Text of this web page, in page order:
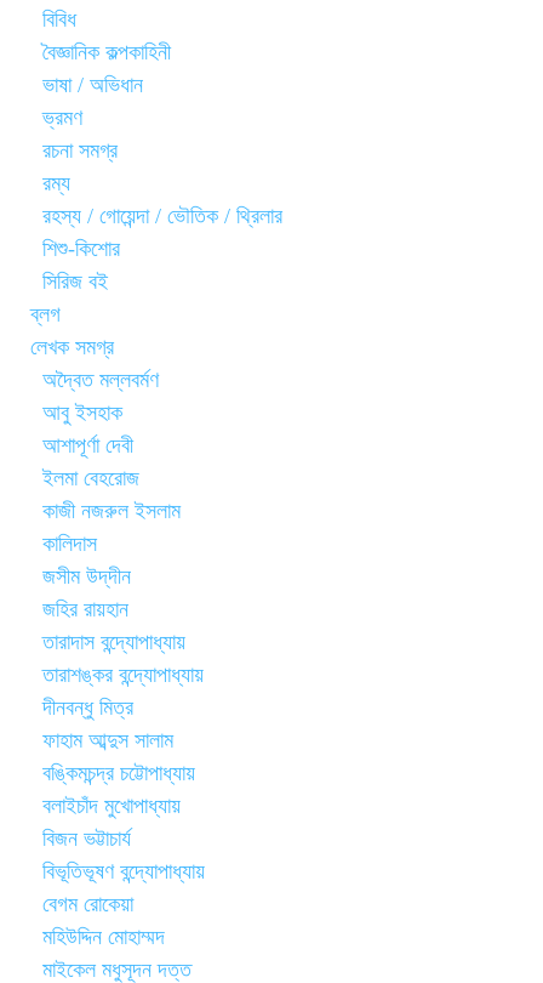
বিবিধ
বৈজ্ঞানিক কল্পকাহিনী
ভাষা / অভিধান
ভ্রমণ
রচনা সমগ্র
রম্য
রহস্য / গোয়েন্দা / ভৌতিক / থ্রিলার
শিশু-কিশোর
সিরিজ বই
ব্লগ
লেখক সমগ্র
অদ্বৈত মল্লবর্মণ
আবু ইসহাক
আশাপূর্ণা দেবী
ইলমা বেহরোজ
কাজী নজরুল ইসলাম
কালিদাস
জসীম উদ্‌দীন
জহির রায়হান
তারাদাস বন্দ্যোপাধ্যায়
তারাশঙ্কর বন্দ্যোপাধ্যায়
দীনবন্ধু মিত্র
ফাহাম আব্দুস সালাম
বঙ্কিমচন্দ্র চট্টোপাধ্যায়
বলাইচাঁদ মুখোপাধ্যায়
বিজন ভট্টাচার্য
বিভূতিভূষণ বন্দ্যোপাধ্যায়
বেগম রোকেয়া
মহিউদ্দিন মোহাম্মদ
মাইকেল মধুসূদন দত্ত